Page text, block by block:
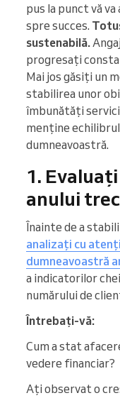
pus la punct vă
spre succes.
sustenabilă.
progresați
Mai jos găsiți un
stabilirea unor
îmbunătăți
menține
dumneavoastră.
1.
anului
Înainte de a
analizați cu
dumneavoastră
a indicatorilor
numărului de
Întrebați-vă:
Cum a stat
vedere financiar?
Ați observat o